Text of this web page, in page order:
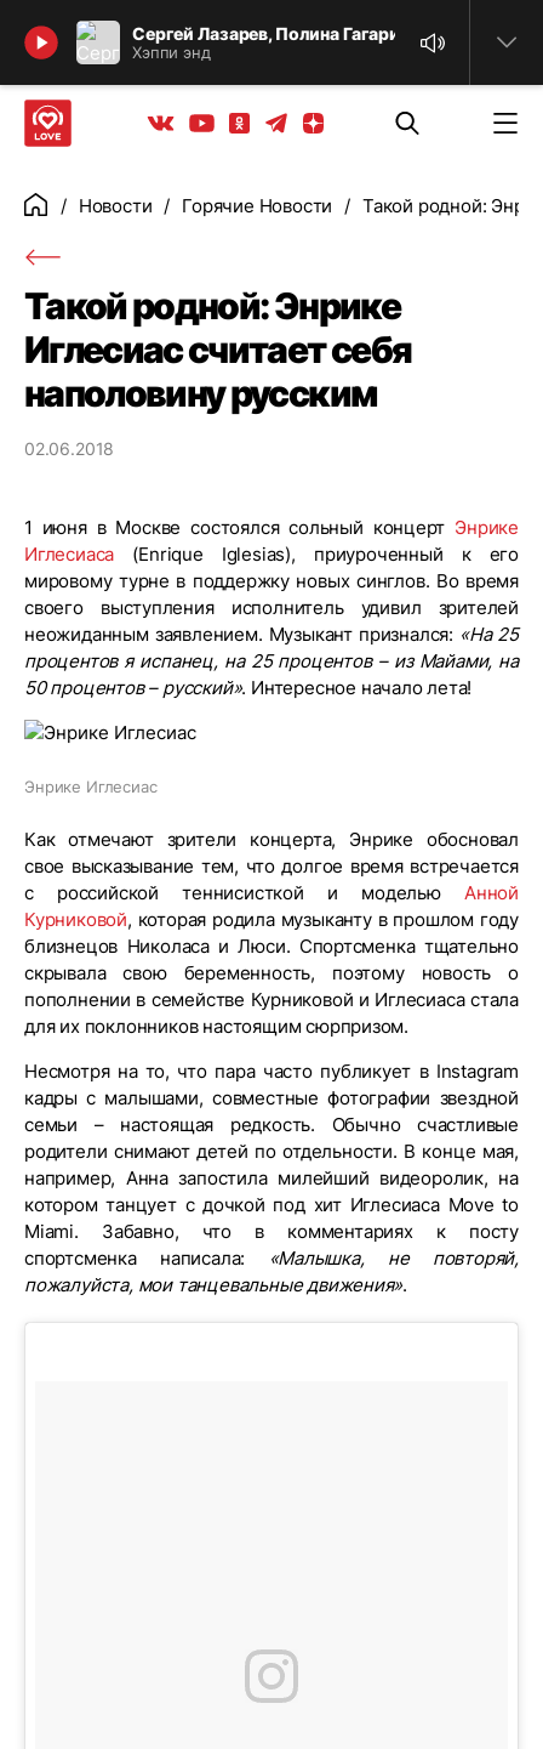
Сергей Лазарев, Полина Гагарина
Хэппи энд
Найти
Вконтакте
YoutubeОдноклассники
ТелеграмЯндекс дзен
ГлавнаяНовости Горячие Новости Такой родной:
Такой родной: Энрике
Иглесиас считает себя
наполовину русским
02.06.2018
1 июня в Москве состоялся сольный концерт Энрике
Иглесиаса (Enrique Iglesias), приуроченный к его
мировому турне в поддержку новых синглов. Во время
своего выступления исполнитель удивил зрителей
неожиданным заявлением. Музыкант признался: «На 25
процентов я испанец, на 25 процентов – из Майами, на
50 процентов – русский». Интересное начало лета!
Энрике Иглесиас
Как отмечают зрители концерта, Энрике обосновал
свое высказывание тем, что долгое время встречается
с российской теннисисткой и моделью Анной
Курниковой, которая родила музыканту в прошлом году
близнецов Николаса и Люси. Спортсменка тщательно
скрывала свою беременность, поэтому новость о
пополнении в семействе Курниковой и Иглесиаса стала
для их поклонников настоящим сюрпризом.
Несмотря на то, что пара часто публикует в Instagram
кадры с малышами, совместные фотографии звездной
семьи – настоящая редкость. Обычно счастливые
родители снимают детей по отдельности. В конце мая,
например, Анна запостила милейший видеоролик, на
котором танцует с дочкой под хит Иглесиаса Move to
Miami. Забавно, что в комментариях к посту
спортсменка написала:
«Малышка, не повторяй,
пожалуйста, мои танцевальные движения».